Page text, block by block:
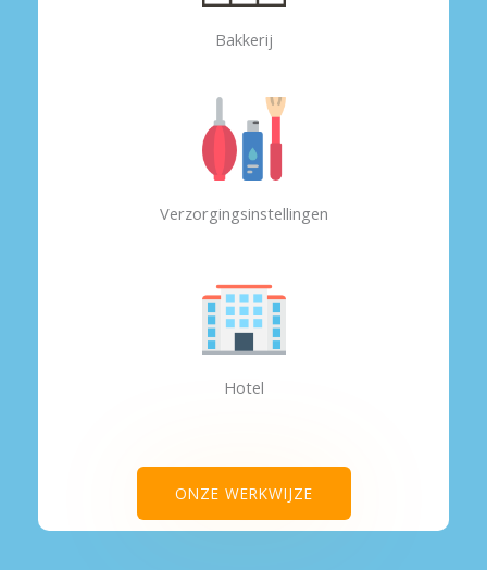
Bakkerij
Verzorgingsinstellingen
Hotel
ONZE WERKWIJZE